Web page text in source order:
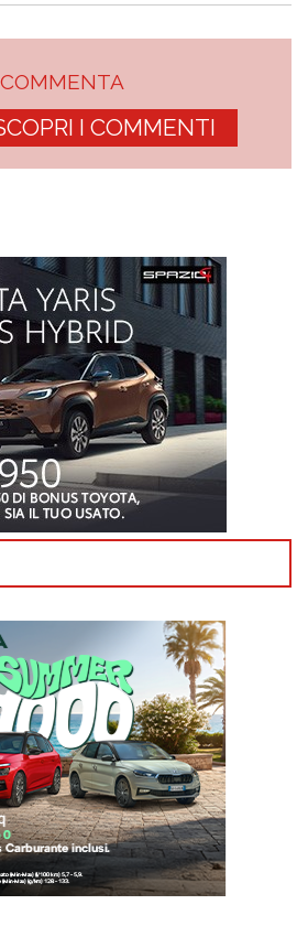
COMMENTA
I COMMENTI